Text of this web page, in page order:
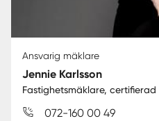
Ansvarig mäklare
Jennie Karlsson
Fastighetsmäklare,
072-160 00 49